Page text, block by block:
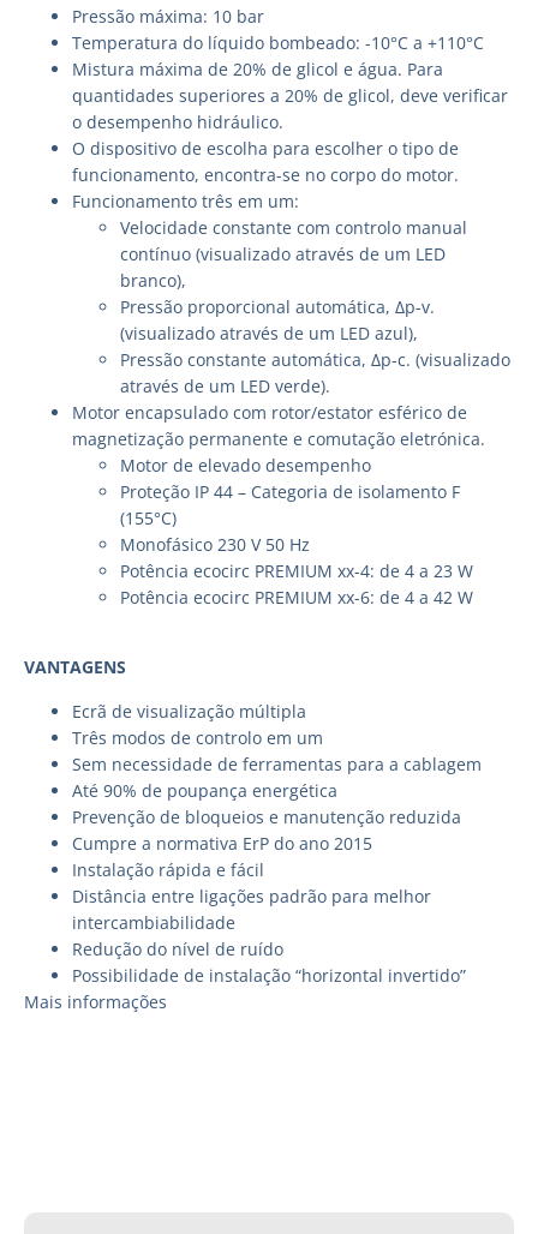
Pressão máxima: 10 bar
Temperatura do líquido bombeado: -10°C a +110°C
Mistura máxima de 20% de glicol e água. Para
quantidades superiores a 20% de glicol, deve verificar
o desempenho hidráulico.
O dispositivo de escolha para escolher o tipo de
funcionamento, encontra-se no corpo do motor.
Funcionamento três em um:
Velocidade constante com controlo manual
contínuo (visualizado através de um LED
branco),
Pressão proporcional automática, Δp-v.
(visualizado através de um LED azul),
Pressão constante automática, Δp-c. (visualizado
através de um LED verde).
Motor encapsulado com rotor/estator esférico de
magnetização permanente e comutação eletrónica.
Motor de elevado desempenho
Proteção IP 44 – Categoria de isolamento F
(155°C)
Monofásico 230 V 50 Hz
Potência ecocirc PREMIUM xx-4: de 4 a 23 W
Potência ecocirc PREMIUM xx-6: de 4 a 42 W
VANTAGENS
Ecrã de visualização múltipla
Três modos de controlo em um
Sem necessidade de ferramentas para a cablagem
Até 90% de poupança energética
Prevenção de bloqueios e manutenção reduzida
Cumpre a normativa ErP do ano 2015
Instalação rápida e fácil
Distância entre ligações padrão para melhor
intercambiabilidade
Redução do nível de ruído
Possibilidade de instalação “horizontal invertido”
Mais informações